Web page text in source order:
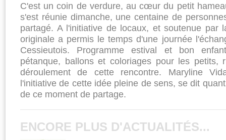
C'est un coin de verdure, au cœur du petit
s'est réunie dimanche, une centaine de
partagé. A l'initiative de locaux, et soutenue par
originale a permis le temps d'une journée
Cessieutois. Programme estival et bon
pétanque, ballons et coloriages pour les petits,
déroulement de cette rencontre. Maryline
l'initiative de cette idée pleine de sens, se dit
de ce moment de partage.
ENCORE PLUS D'ACTUALITÉS...